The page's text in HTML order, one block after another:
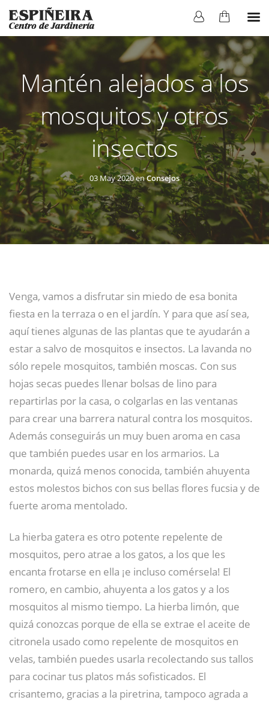
Mantén alejados a los
mosquitos y otros
insectos
03 May 2020 enConsejos
Venga, vamos a disfrutar sin miedo de esa bonita
fiesta en la terraza o en el jardín. Y para que así sea,
aquí tienes algunas de las plantas que te ayudarán a
estar a salvo de mosquitos e insectos. La lavanda no
sólo repele mosquitos, también moscas. Con sus
hojas secas puedes llenar bolsas de lino para
repartirlas por la casa, o colgarlas en las ventanas
para crear una barrera natural contra los mosquitos.
Además conseguirás un muy buen aroma en casa
que también puedes usar en los armarios. La
monarda, quizá menos conocida, también ahuyenta
estos molestos bichos con sus bellas flores fucsia y de
fuerte aroma mentolado.
La hierba gatera es otro potente repelente de
mosquitos, pero atrae a los gatos, a los que les
encanta frotarse en ella ¡e incluso comérsela! El
romero, en cambio, ahuyenta a los gatos y a los
mosquitos al mismo tiempo. La hierba limón, que
quizá conozcas porque de ella se extrae el aceite de
citronela usado como repelente de mosquitos en
velas, también puedes usarla recolectando sus tallos
para cocinar tus platos más sofisticados. El
crisantemo, gracias a la piretrina, tampoco agrada a